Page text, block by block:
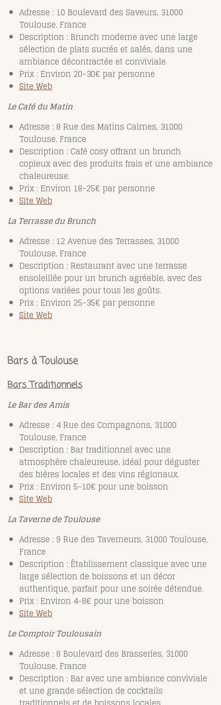
Adresse : 10 Boulevard des Saveurs, 31000
Toulouse, France
Description : Brunch moderne avec une large
sélection de plats sucrés et salés, dans une
ambiance décontractée et conviviale.
Prix : Environ 20-30€ par personne
Site Web
Le Café du Matin
Adresse : 8 Rue des Matins Calmes, 31000
Toulouse, France
Description : Café cosy offrant un brunch
copieux avec des produits frais et une ambiance
chaleureuse.
Prix : Environ 18-25€ par personne
Site Web
La Terrasse du Brunch
Adresse : 12 Avenue des Terrasses, 31000
Toulouse, France
Description : Restaurant avec une terrasse
ensoleillée pour un brunch agréable, avec des
options variées pour tous les goûts.
Prix : Environ 25-35€ par personne
Site Web
Bars à Toulouse
Bars Traditionnels
Le Bar des Amis
Adresse : 4 Rue des Compagnons, 31000
Toulouse, France
Description : Bar traditionnel avec une
atmosphère chaleureuse, idéal pour déguster
des bières locales et des vins régionaux.
Prix : Environ 5-10€ pour une boisson
Site Web
La Taverne de Toulouse
Adresse : 9 Rue des Taverneurs, 31000 Toulouse,
France
Description : Établissement classique avec une
large sélection de boissons et un décor
authentique, parfait pour une soirée détendue.
Prix : Environ 4-8€ pour une boisson
Site Web
Le Comptoir Toulousain
Adresse : 8 Boulevard des Brasseries, 31000
Toulouse, France
Description : Bar avec une ambiance conviviale
et une grande sélection de cocktails